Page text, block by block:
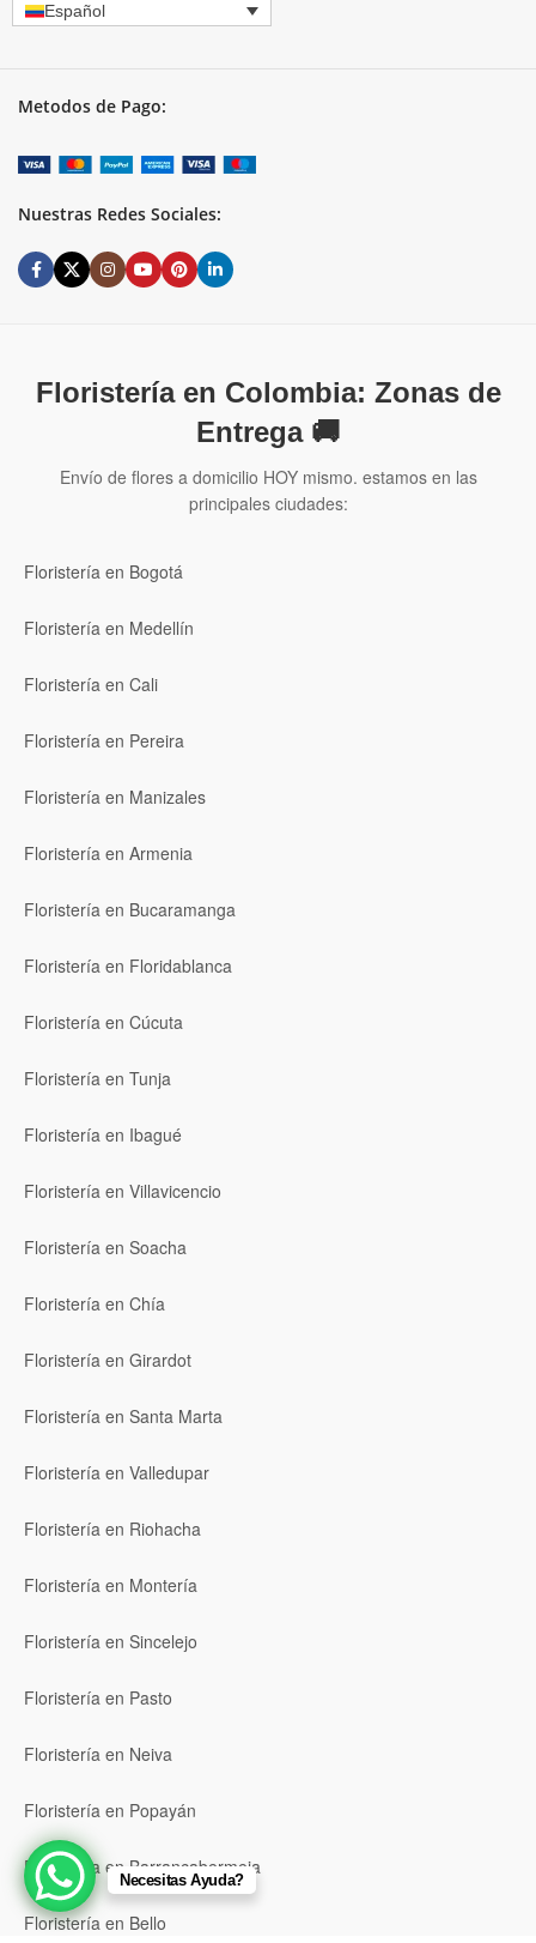
Español
Metodos de Pago:
Nuestras Redes Sociales:
Floristería en Colombia: Zonas de
Entrega 🚚
Envío de flores a domicilio HOY mismo. estamos en las
principales ciudades:
Floristería en Bogotá
Floristería en Medellín
Floristería en Cali
Floristería en Pereira
Floristería en Manizales
Floristería en Armenia
Floristería en Bucaramanga
Floristería en Floridablanca
Floristería en Cúcuta
Floristería en Tunja
Floristería en Ibagué
Floristería en Villavicencio
Floristería en Soacha
Floristería en Chía
Floristería en Girardot
Floristería en Santa Marta
Floristería en Valledupar
Floristería en Riohacha
Floristería en Montería
Floristería en Sincelejo
Floristería en Pasto
Floristería en Neiva
Floristería en Popayán
Floristería en Barrancabermeja
Floristería en Bello
Necesitas Ayuda?